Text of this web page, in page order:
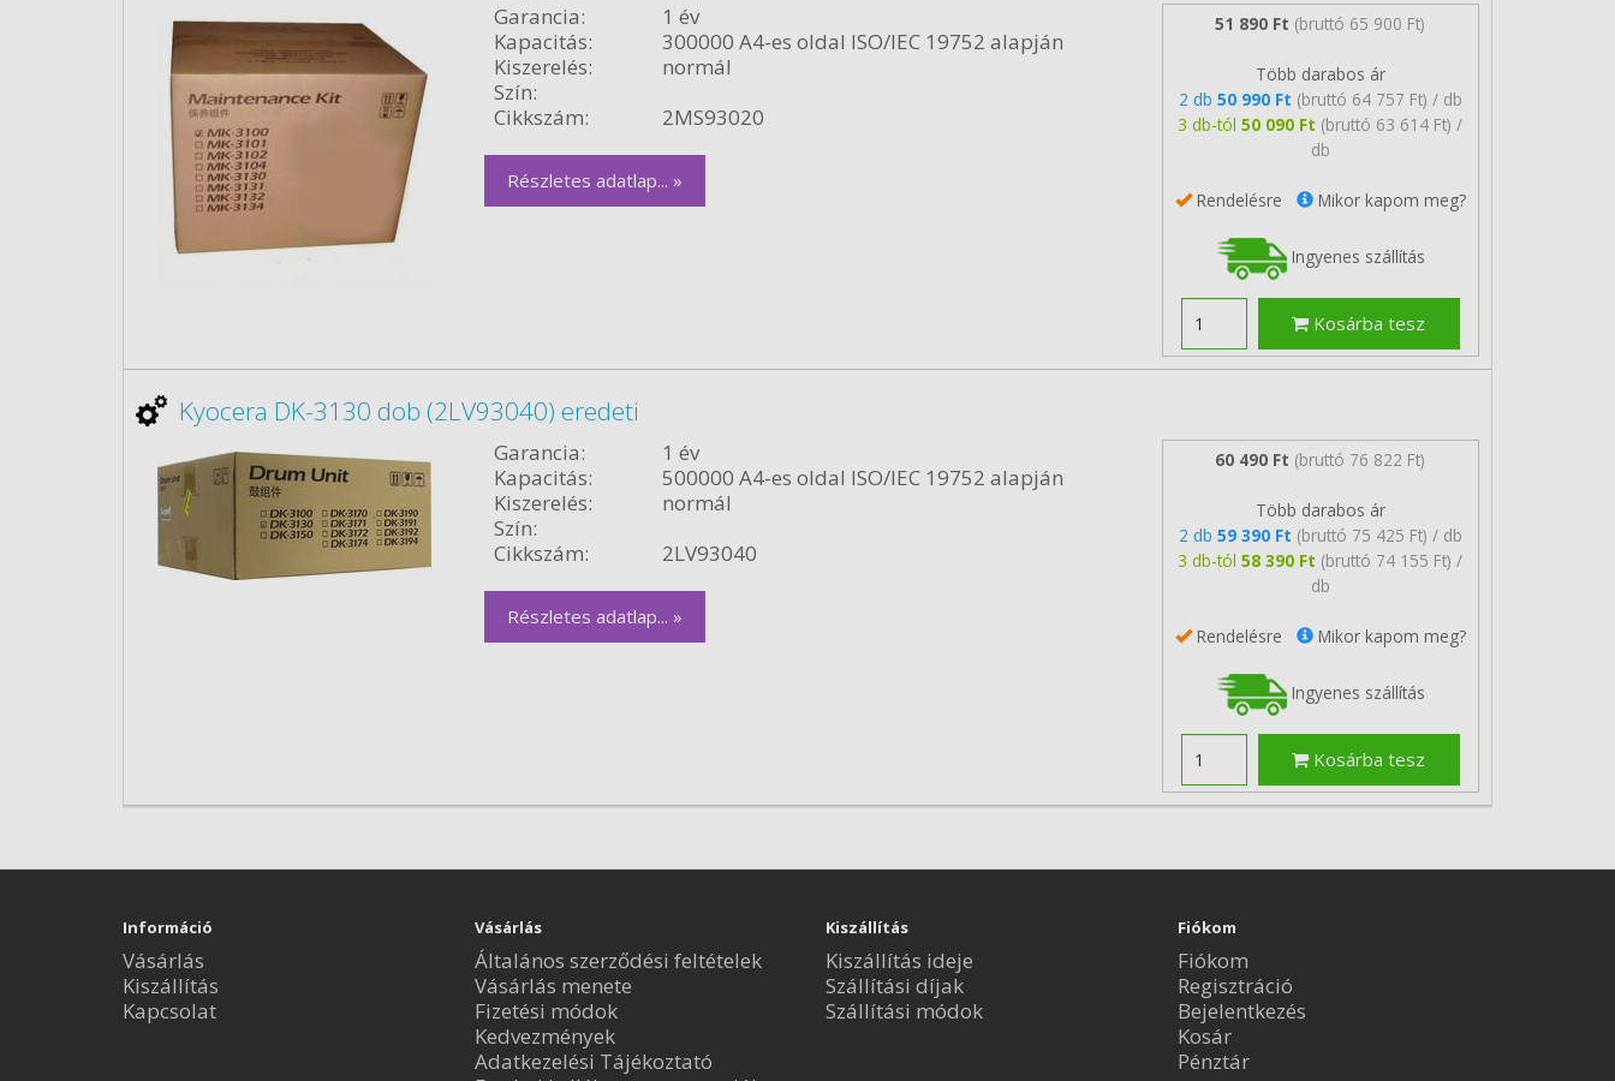
Garancia:
1 év
Kapacitás:
300000 A4-es oldal ISO/IEC 19752 alapján
Kiszerelés:
normál
Szín:
Cikkszám:
2MS93020
Részletes adatlap... »
51 890 Ft (bruttó 65 900 Ft)
Több darabos ár
2 db 50 990 Ft (bruttó 64 757 Ft) / db
3 db-tól50 090 Ft (bruttó 63 614 Ft) /
db
Rendelésre Mikor kapom meg?
Ingyenes szállítás
Kosárba tesz
Kyocera DK-3130 dob (2LV93040) eredeti
Garancia:
1 év
Kapacitás:
500000 A4-es oldal ISO/IEC 19752 alapján
Kiszerelés:
normál
Szín:
Cikkszám:
2LV93040
Részletes adatlap... »
60 490 Ft (bruttó 76 822 Ft)
Több darabos ár
2 db 59 390 Ft (bruttó 75 425 Ft) / db
3 db-tól58 390 Ft (bruttó 74 155 Ft) /
db
Rendelésre Mikor kapom meg?
Ingyenes szállítás
Kosárba tesz
Információ
Vásárlás
Kiszállítás
Kapcsolat
Vásárlás
Általános szerződési feltételek
Vásárlás menete
Fizetési módok
Kedvezmények
Adatkezelési Tájékoztató
Kiszállítás
Kiszállítás ideje
Szállítási díjak
Szállítási módok
Fiókom
Fiókom
Regisztráció
Bejelentkezés
Kosár
Pénztár